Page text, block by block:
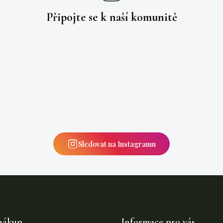
Připojte se k naší komunitě
Sledovat na Instagramu